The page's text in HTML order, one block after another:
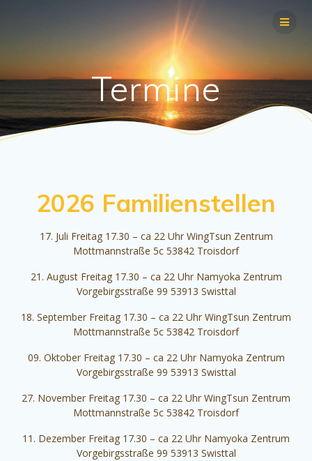
Zum
Inhalt
springen
Termine
2026 Familienstellen
17. Juli Freitag 17.30 – ca 22 Uhr WingTsun Zentrum
Mottmannstraße 5c 53842 Troisdorf
21. August Freitag 17.30 – ca 22 Uhr Namyoka Zentrum
Vorgebirgsstraße 99 53913 Swisttal
18. September Freitag 17.30 – ca 22 Uhr WingTsun Zentrum
Mottmannstraße 5c 53842 Troisdorf
09. Oktober Freitag 17.30 – ca 22 Uhr Namyoka Zentrum
Vorgebirgsstraße 99 53913 Swisttal
27. November Freitag 17.30 – ca 22 Uhr WingTsun Zentrum
Mottmannstraße 5c 53842 Troisdorf
11. Dezember Freitag 17.30 – ca 22 Uhr Namyoka Zentrum
Vorgebirgsstraße 99 53913 Swisttal